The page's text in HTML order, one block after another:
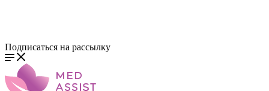
Подписаться на рассылку